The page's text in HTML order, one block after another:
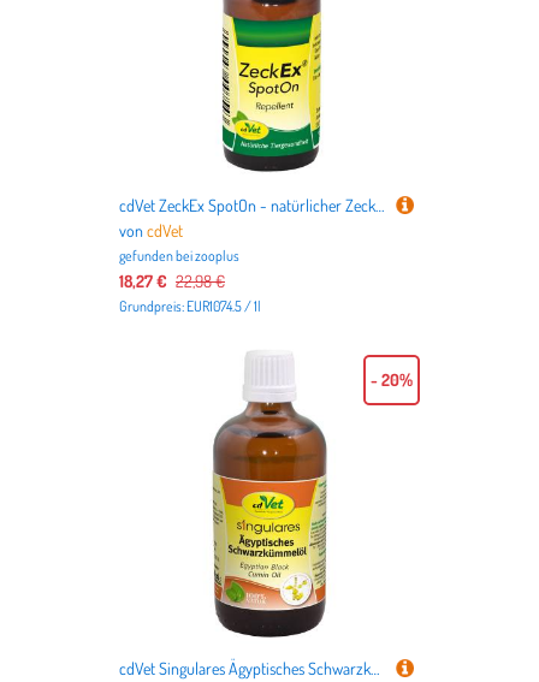
cdVet ZeckEx SpotOn - natürlicher Zeckenschutz - Sparpaket: 2 x 10 ml
voncdVet
gefunden beizooplus
18,27 € 22,98 €
Grundpreis: EUR1074.5 / 1l
cdVet Singulares Ägyptisches Schwarzkümmelöl - Sparpaket: 2 x 100 ml
- 20%